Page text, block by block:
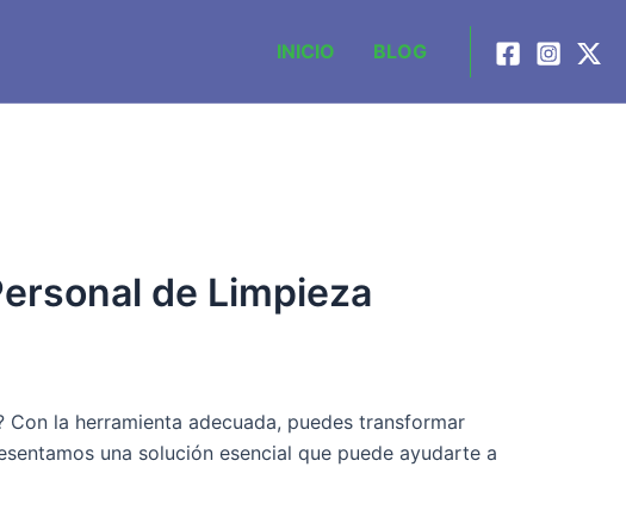
INICIO BLOG
de Limpieza
la herramienta adecuada, puedes transformar
una solución esencial que puede ayudarte a